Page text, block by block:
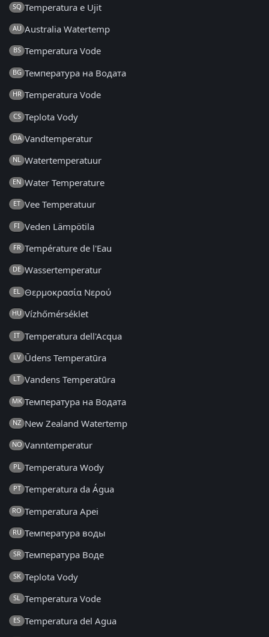
SQ Temperatura e Ujit
AU Australia Watertemp
BS Temperatura Vode
BG Температура на Водата
HR Temperatura Vode
CS Teplota Vody
DA Vandtemperatur
NL Watertemperatuur
EN Water Temperature
ET Vee Temperatuur
FI Veden Lämpötila
FR Température de l'Eau
DE Wassertemperatur
EL Θερμοκρασία Νερού
HU Vízhőmérséklet
IT Temperatura dell'Acqua
LV Ūdens Temperatūra
LT Vandens Temperatūra
MK Температура на Водата
NZ New Zealand Watertemp
NO Vanntemperatur
PL Temperatura Wody
PT Temperatura da Água
RO Temperatura Apei
RU Температура воды
SR Температура Воде
SK Teplota Vody
SL Temperatura Vode
ES Temperatura del Agua